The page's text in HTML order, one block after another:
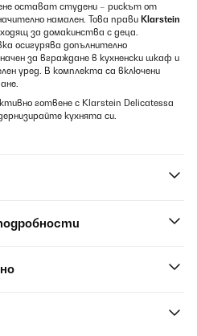
остават студени – рискът от
намален. Това прави Klarstein
за домакинства с деца.
осигурява допълнително
за вграждане в кухненски шкаф и
уред. В комплекта са включени
готвене с Klarstein Delicatessa
кухнята си.